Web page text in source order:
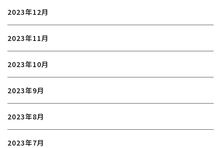
2023年12月
2023年11月
2023年10月
2023年9月
2023年8月
2023年7月